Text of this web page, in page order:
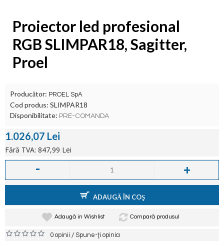
Proiector led profesional
RGB SLIMPAR18, Sagitter,
Proel
Producător: PROEL SpA
Cod produs: SLIMPAR18
Disponibilitate: PRE-COMANDA
1.026,07 Lei
Fără TVA: 847,99 Lei
- +
ADAUGĂ ÎN COŞ
Adaugă in Wishlist Compară produsul
0 opinii /Spune-ţi opinia